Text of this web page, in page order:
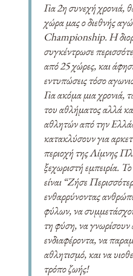
Για 2η συνεχή χρονιά,
χώρα μας ο διεθνής
Championship. H
συγκέντρωσε
από 25 χώρες, και
εντυπώσεις τόσο
Για ακόμα μια χρονιά,
του αθλήματος αλλά
αθλητών από την
κατακλύσουν για
περιοχή της Λίμνης
ξεχωριστή εμπειρία.
είναι “Ζήσε
ενθαρρύνοντας
φύλων, να
τη φύση, να γνωρίσουν
ενδιαφέροντα, να
αθλητισμό, και να
τρόπο ζωής!